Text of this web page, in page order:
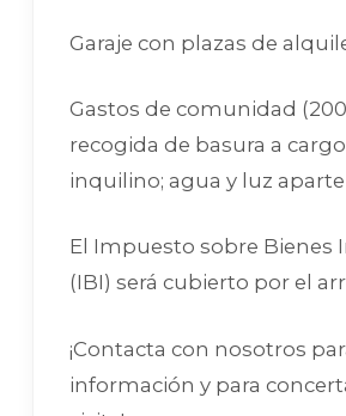
Garaje con plazas de
Gastos de comunidad
recogida de basura a cargo
inquilino; agua y luz aparte
El Impuesto sobre Bienes
(IBI) será cubierto por el
¡Contacta con nosotros
información y para